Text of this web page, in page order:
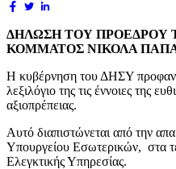
ΔΗΛΩΣΗ ΤΟΥ ΠΡΟΕΔΡΟΥ
ΚΟΜΜΑΤΟΣ ΝΙΚΟΛΑ
Η κυβέρνηση του ΔΗΣΥ
λεξιλόγιο της τις έννοιες της
αξιοπρέπειας.
Αυτό διαπιστώνεται από την
Υπουργείου Εσωτερικών, στα
Ελεγκτικής Υπηρεσίας.